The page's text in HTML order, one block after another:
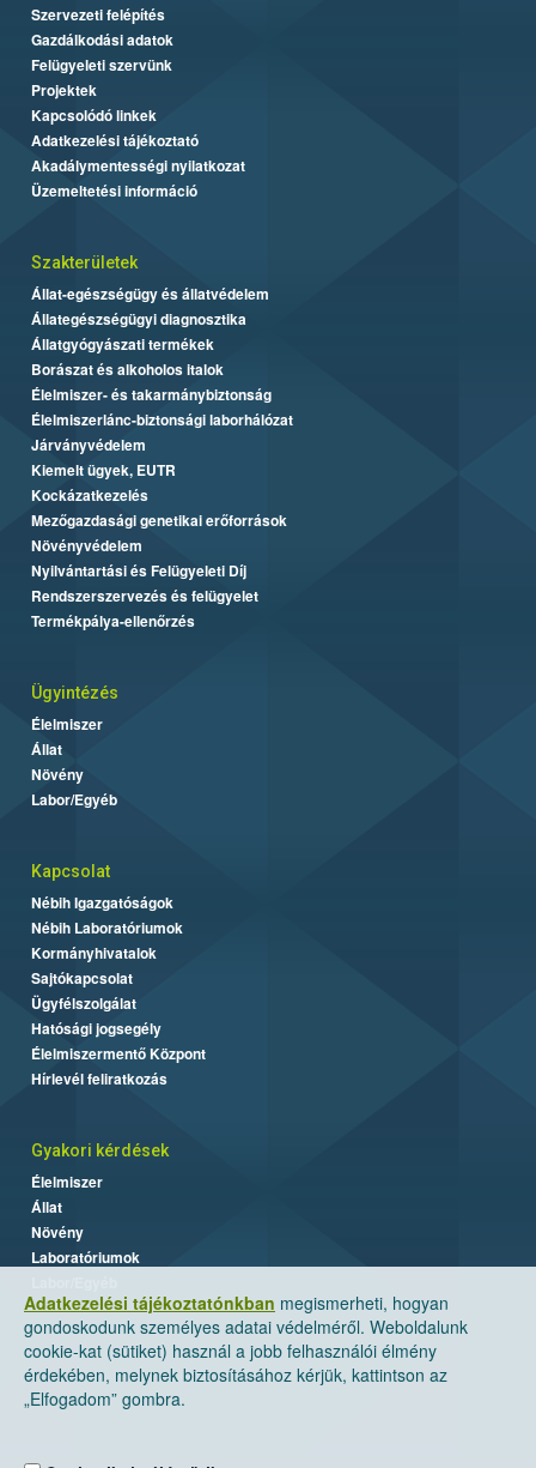
Adatkezelési tájékoztatónkban megismerheti, hogyan
gondoskodunk személyes adatai védelméről. Weboldalunk
cookie-kat (sütiket) használ a jobb felhasználói élmény
érdekében, melynek biztosításához kérjük, kattintson az
„Elfogadom” gombra.
Szervezeti felépítés
Gazdálkodási adatok
Felügyeleti szervünk
Projektek
Kapcsolódó linkek
Adatkezelési tájékoztató
Akadálymentességi nyilatkozat
Üzemeltetési információ
Szakterületek
Állat-egészségügy és állatvédelem
Állategészségügyi diagnosztika
Állatgyógyászati termékek
Borászat és alkoholos italok
Élelmiszer- és takarmánybiztonság
Élelmiszerlánc-biztonsági laborhálózat
Járványvédelem
Kiemelt ügyek, EUTR
Kockázatkezelés
Mezőgazdasági genetikai erőforrások
Növényvédelem
Nyilvántartási és Felügyeleti Díj
Rendszerszervezés és felügyelet
Termékpálya-ellenőrzés
Ügyintézés
Élelmiszer
Állat
Növény
Labor/Egyéb
Kapcsolat
Nébih Igazgatóságok
Nébih Laboratóriumok
Kormányhivatalok
Sajtókapcsolat
Ügyfélszolgálat
Hatósági jogsegély
Élelmiszermentő Központ
Hírlevél feliratkozás
Gyakori kérdések
Élelmiszer
Állat
Növény
Laboratóriumok